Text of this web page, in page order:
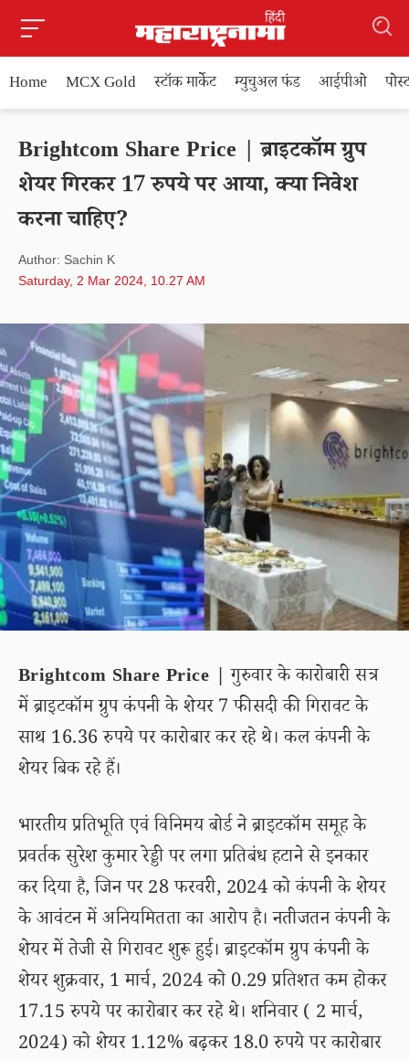
Home MCX Gold स्टॉक मार्केट म्युचुअल फंड आईपीओ
Brightcom Share Price | ब्राइटकॉम ग्रुप
शेयर गिरकर 17 रुपये पर आया, क्या निवेश
करना चाहिए?
Author: Sachin K
Saturday, 2 Mar 2024, 10.27 AM
Brightcom Share Price | गुरुवार के कारोबारी सत्र
में ब्राइटकॉम ग्रुप कंपनी के शेयर 7 फीसदी की गिरावट के
साथ 16.36 रुपये पर कारोबार कर रहे थे। कल कंपनी के
शेयर बिक रहे हैं।
भारतीय प्रतिभूति एवं विनिमय बोर्ड ने ब्राइटकॉम समूह के
प्रवर्तक सुरेश कुमार रेड्डी पर लगा प्रतिबंध हटाने से इनकार
कर दिया है, जिन पर 28 फरवरी, 2024 को कंपनी के शेयर
के आवंटन में अनियमितता का आरोप है। नतीजतन कंपनी के
शेयर में तेजी से गिरावट शुरू हुई। ब्राइटकॉम ग्रुप कंपनी के
शेयर शुक्रवार, 1 मार्च, 2024 को 0.29 प्रतिशत कम होकर
17.15 रुपये पर कारोबार कर रहे थे। शनिवार ( 2 मार्च,
2024) को शेयर 1.12% बढ़कर 18.0 रुपये पर कारोबार